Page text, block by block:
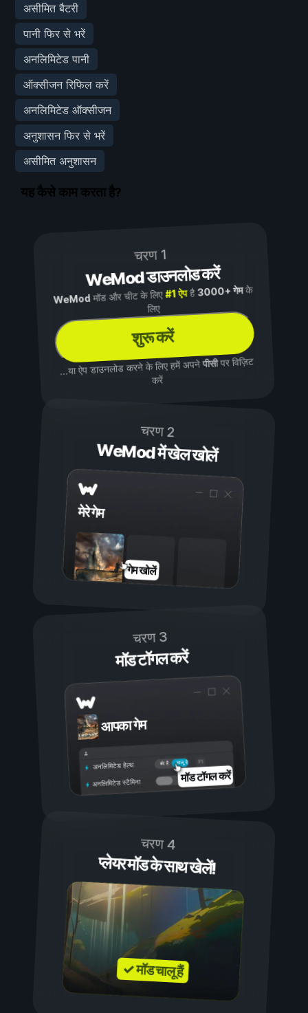
असीमित बैटरी
पानी फिर से भरें
अनलिमिटेड पानी
ऑक्सीजन रिफिल करें
अनलिमिटेड ऑक्सीजन
अनुशासन फिर से भरें
असीमित अनुशासन
यह कैसे काम करता है?
चरण 1
WeMod डाउनलोड करें
WeMod मॉड और चीट के लिए#1 ऐपहै3000+ गेमके
लिए
शुरू करें
...या ऐप डाउनलोड करने के लिए हमें अपनेपीसीपर विज़िट
करें
चरण 2
WeMod में खेल खोलें
मेरे गेम
गेम खोलें
चरण 3
मॉड टॉगल करें
आपका गेम
चालू है
बंद है
अनलिमिटेड हेल्थ
अनलिमिटेड स्टैमिना मॉड टॉगल करें
चरण 4
प्लेयर मॉड के साथ खेलें!
✓ मॉड चालू हैं